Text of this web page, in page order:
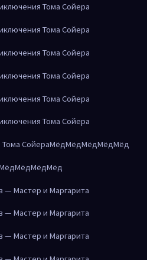
Тома Сойера
Тома Сойера
Тома Сойера
Тома Сойера
Тома Сойера
Тома Сойера
СойераМёдМёдМёдМёдМёд
МёдМёдМёд
— Мастер и Маргарита
— Мастер и Маргарита
— Мастер и Маргарита